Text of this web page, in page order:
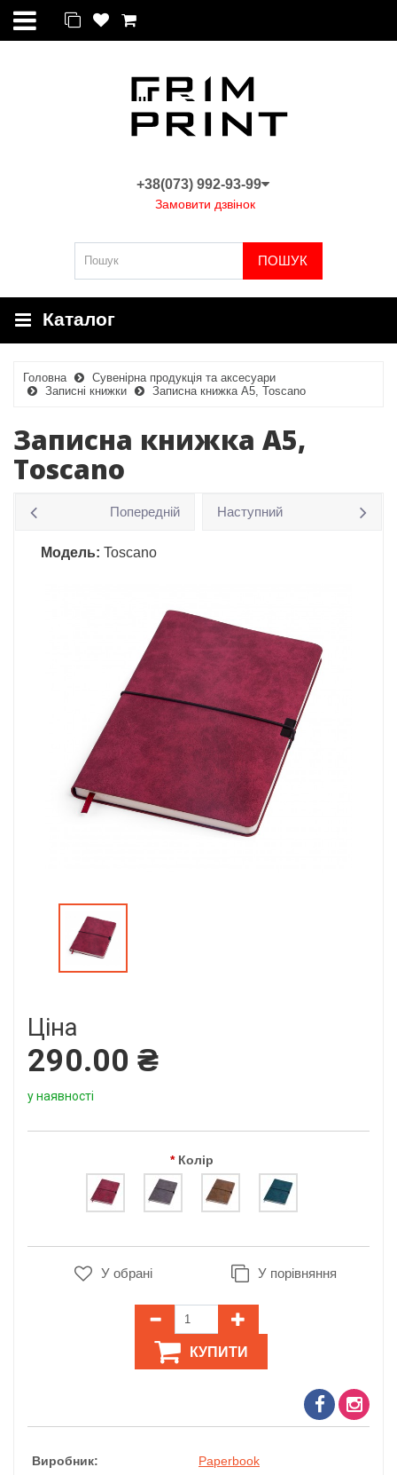
+38(073) 992-93-99
Замовити дзвінок
ПОШУК
Каталог
Головна
Сувенірна продукція та аксесуари
Записні книжки
Записна книжка А5, Toscano
Записна книжка А5,
Toscano
Попередній Наступний
Модель: Toscano
Ціна
290.00 ₴
у наявності
Колір
У обрані У порівняння
КУПИТИ
Виробник: Paperbook